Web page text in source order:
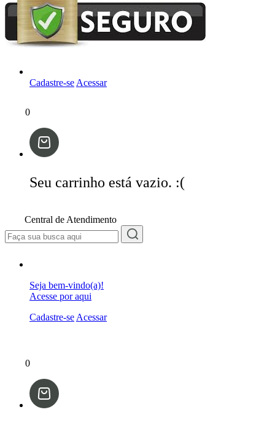
Cadastre-se Acessar
0
Seu carrinho está vazio. :(
Central de Atendimento
Seja bem-vindo(a)!
Acesse por aqui
Cadastre-se Acessar
0